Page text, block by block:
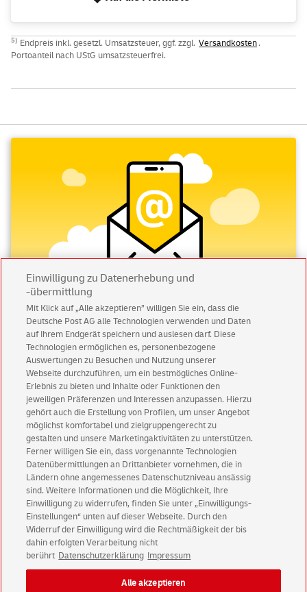
5) Endpreis inkl. gesetzl. Umsatzsteuer, ggf. zzgl. Versandkosten.
Portoanteil nach UStG umsatzsteuerfrei.
Abonnieren Sie unseren Newsletter
Immer informiert über exklusive Angebote und
Aktionen - jetzt mit Vorteil
Privatkundensichern sich einen5 € Gutschein
für POSTSCAN!
Geschäftskundenerhalten einen5 € Gutschein
für Briefmarke individuell!
Zur Newsletter-Anmeldung
© Sun Aug 09 03:14:46 CEST 2026 Deutsche Post AG
Impressum
Datenschutz
Einwilligungs-Einstellungen
Rechtliche Hinweise
Einwilligung zu Datenerhebung und
-übermittlung
Mit Klick auf „Alle akzeptieren” willigen Sie ein, dass die
Deutsche Post AG alle Technologien verwenden und Daten
auf Ihrem Endgerät speichern und auslesen darf. Diese
Technologien ermöglichen es, personenbezogene
Auswertungen zu Besuchen und Nutzung unserer
Webseite durchzuführen, um ein bestmögliches Online-
Erlebnis zu bieten und Inhalte oder Funktionen den
jeweiligen Präferenzen und Interessen anzupassen. Hierzu
gehört auch die Erstellung von Profilen, um unser Angebot
möglichst komfortabel und zielgruppengerecht zu
gestalten und unsere Marketingaktivitäten zu unterstützen.
Ferner willigen Sie ein, dass vorgenannte Technologien
Datenübermittlungen an Drittanbieter vornehmen, die in
Ländern ohne angemessenes Datenschutzniveau ansässig
sind. Weitere Informationen und die Möglichkeit, Ihre
Einwilligung zu widerrufen, finden Sie unter „Einwilligungs-
Einstellungen“ unten auf dieser Webseite. Durch den
Widerruf der Einwilligung wird die Rechtmäßigkeit der bis
dahin erfolgten Verarbeitung nicht
berührt Datenschutzerklärung Impressum
Alle akzeptieren